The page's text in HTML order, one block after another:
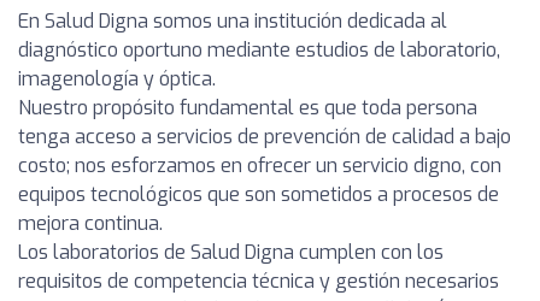
En Salud Digna somos una institución dedicada al
diagnóstico oportuno mediante estudios de laboratorio,
imagenología y óptica.
Nuestro propósito fundamental es que toda persona
tenga acceso a servicios de prevención de calidad a bajo
costo; nos esforzamos en ofrecer un servicio digno, con
equipos tecnológicos que son sometidos a procesos de
mejora continua.
Los laboratorios de Salud Digna cumplen con los
requisitos de competencia técnica y gestión necesarios